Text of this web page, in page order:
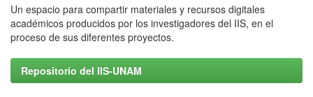
Un espacio para compartir materiales y recursos digitales
académicos producidos por los investigadores del IIS, en el
proceso de sus diferentes proyectos.
Repositorio del IIS-UNAM